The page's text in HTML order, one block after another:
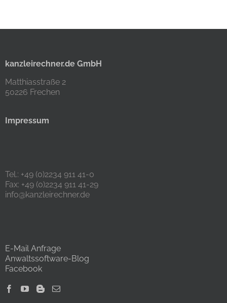
kanzleirechner.de GmbH
Matthiasstraße 2
50226 Frechen
Impressum
Tel.: +49 (0)2234 911 41-0
Fax: +49 (0)2234 911 41-29
info@kanzleirechner.de
E-Mail Anfrage
Anwaltssoftware-Blog
Facebook